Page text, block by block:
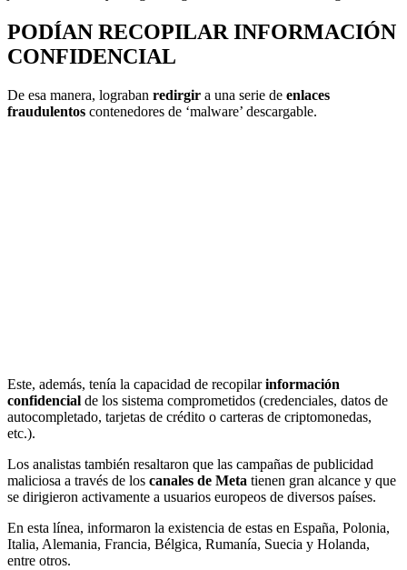
PODÍAN RECOPILAR INFORMACIÓN
CONFIDENCIAL
De esa manera, lograban redirgir a una serie de enlaces
fraudulentos contenedores de ‘malware’ descargable.
Este, además, tenía la capacidad de recopilarinformación
confidencial de los sistema comprometidos (credenciales, datos de
autocompletado, tarjetas de crédito o carteras de criptomonedas,
etc.).
Los analistas también resaltaron que las campañas de publicidad
maliciosa a través de los canales de Meta tienen gran alcance y que
se dirigieron activamente a usuarios europeos de diversos países.
En esta línea, informaron la existencia de estas en España, Polonia,
Italia, Alemania, Francia, Bélgica, Rumanía, Suecia y Holanda,
entre otros.